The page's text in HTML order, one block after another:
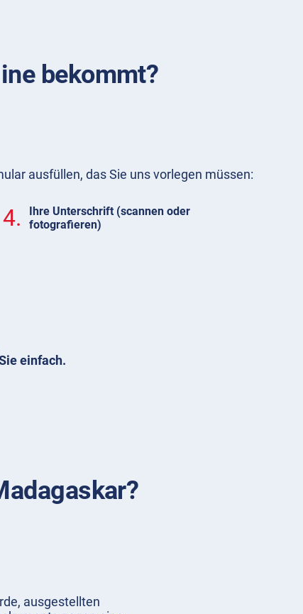
bekommt?
ausfüllen, das Sie uns vorlegen müssen:
4.
Ihre Unterschrift (scannen oder
fotografieren)
einfach.
ausgestellten